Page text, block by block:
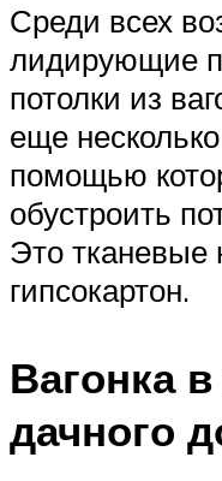
Среди всех
лидирующие
потолки из
еще
помощью
обустроить
Это тканевые
гипсокартон.
Вагонка
дачного